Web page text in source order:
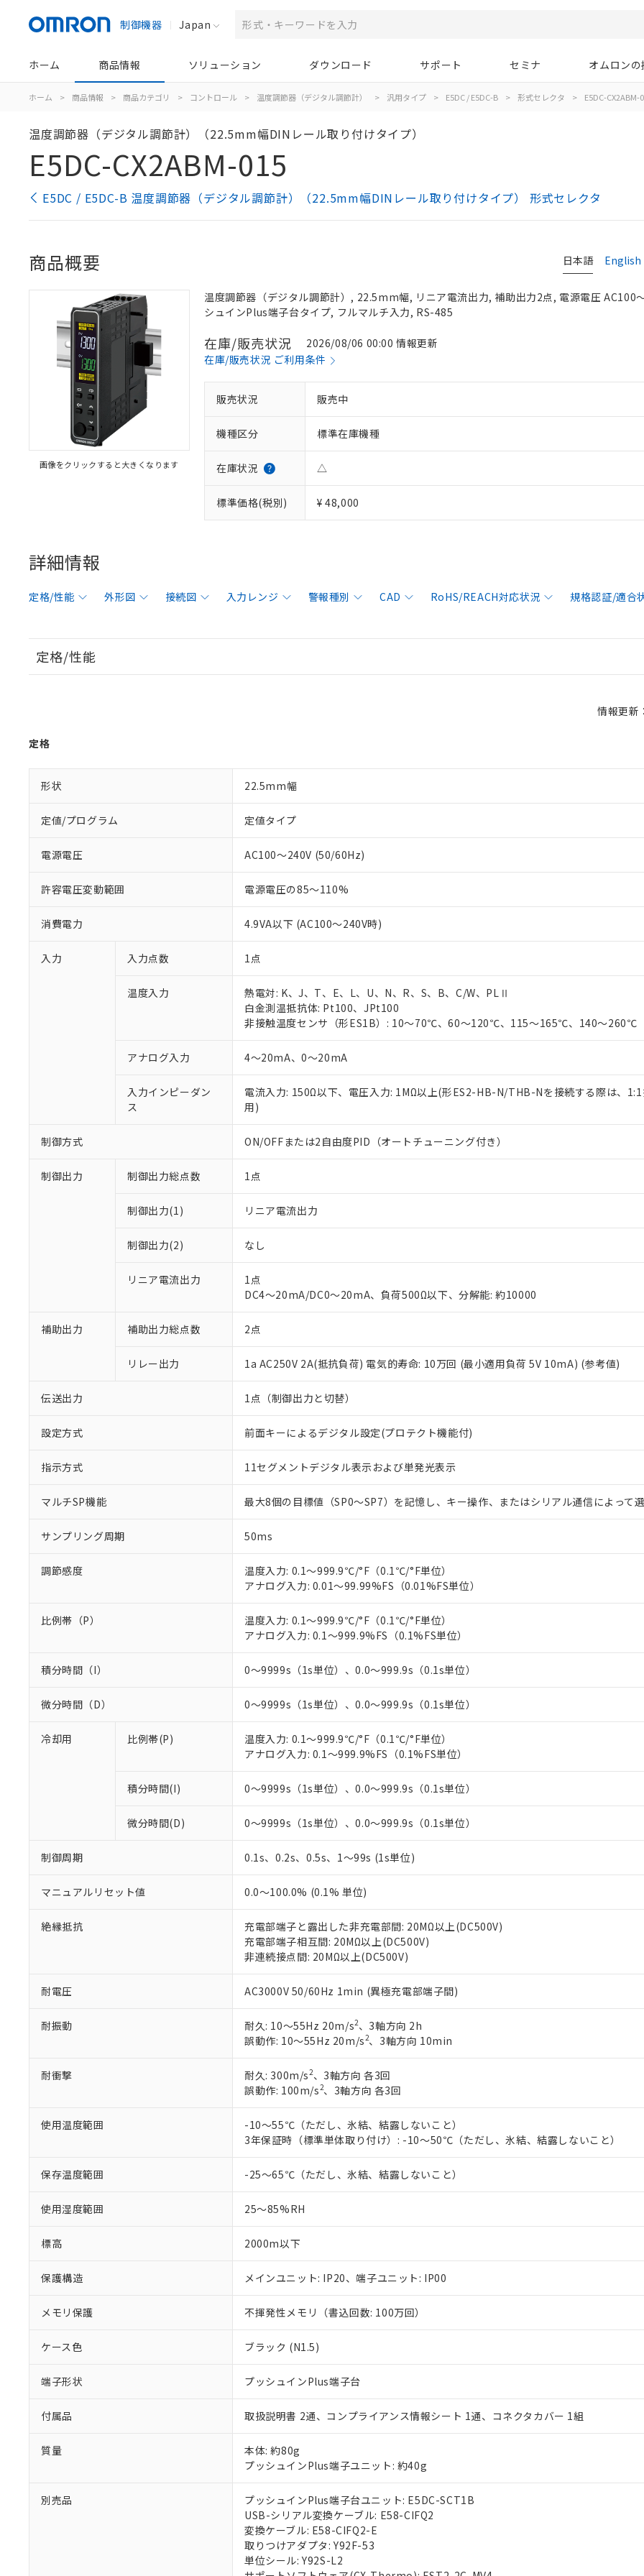
制御機器 Japan
ホーム 商品情報 ソリューション ダウンロード サポート セミナ オムロン
ホーム > 商品情報 > 商品カテゴリ > コントロール > 温度調節器（デジタル調節計） > 汎用タイプ > E5DC / E5DC-B > 形式セレクタ > E5DC-CX2ABM-
温度調節器（デジタル調節計）（22.5mm幅DINレール取り付けタイプ）
E5DC-CX2ABM-015
E5DC / E5DC-B 温度調節器（デジタル調節計）（22.5mm幅DINレール取り付けタイプ） 形式セレクタ
日本語 English
商品概要
画像をクリックすると大きくなります
温度調節器（デジタル調節計）, 22.5mm幅, リニア電流出力, 補助出力2点, 電源電圧 AC100
シュインPlus端子台タイプ, フルマルチ入力, RS-485
在庫/販売状況
2026/08/06 00:00 情報更新
在庫/販売状況 ご利用条件
販売状況 販売中
機種区分 標準在庫機種
在庫状況 △
標準価格(税別) ¥ 48,000
詳細情報
定格/性能 外形図 接続図 入力レンジ 警報種別 CAD RoHS/REACH対応状況 規格認証/適合
定格/性能
情報更
定格
形状 22.5mm幅
定値/プログラム 定値タイプ
電源電圧 AC100～240V (50/60Hz)
許容電圧変動範囲 電源電圧の85～110%
消費電力 4.9VA以下 (AC100～240V時)
入力 入力点数 1点
温度入力
熱電対: K、J、T、E、L、U、N、R、S、B、C/W、PLⅡ
白金測温抵抗体: Pt100、JPt100
非接触温度センサ（形ES1B）: 10～70℃、60～120℃、115～165℃、140～260℃
アナログ入力 4～20mA、0～20mA
入力インピーダン
ス
電流入力: 150Ω以下、電圧入力: 1MΩ以上(形ES2-HB-N/THB-Nを接続する際は、1:1
用)
制御方式 ON/OFFまたは2自由度PID（オートチューニング付き）
制御出力 制御出力総点数 1点
制御出力(1) リニア電流出力
制御出力(2) なし
リニア電流出力
1点
DC4～20mA/DC0～20mA、負荷500Ω以下、分解能: 約10000
補助出力 補助出力総点数 2点
リレー出力 1a AC250V 2A(抵抗負荷) 電気的寿命: 10万回 (最小適用負荷 5V 10mA) (参考値)
伝送出力 1点（制御出力と切替）
設定方式 前面キーによるデジタル設定(プロテクト機能付)
指示方式 11セグメントデジタル表示および単発光表示
マルチSP機能 最大8個の目標値（SP0～SP7）を記憶し、キー操作、またはシリアル通信によって
サンプリング周期 50ms
調節感度
温度入力: 0.1～999.9℃/°F（0.1℃/°F単位）
アナログ入力: 0.01～99.99%FS（0.01%FS単位）
比例帯（P）
温度入力: 0.1～999.9℃/°F（0.1℃/°F単位）
アナログ入力: 0.1～999.9%FS（0.1%FS単位）
積分時間（I） 0～9999s（1s単位）、0.0～999.9s（0.1s単位）
微分時間（D） 0～9999s（1s単位）、0.0～999.9s（0.1s単位）
冷却用 比例帯(P)
温度入力: 0.1～999.9℃/°F（0.1℃/°F単位）
アナログ入力: 0.1～999.9%FS（0.1%FS単位）
積分時間(I) 0～9999s（1s単位）、0.0～999.9s（0.1s単位）
微分時間(D) 0～9999s（1s単位）、0.0～999.9s（0.1s単位）
制御周期 0.1s、0.2s、0.5s、1～99s (1s単位)
マニュアルリセット値 0.0～100.0% (0.1% 単位)
絶縁抵抗
充電部端子と露出した非充電部間: 20MΩ以上(DC500V)
充電部端子相互間: 20MΩ以上(DC500V)
非連続接点間: 20MΩ以上(DC500V)
耐電圧 AC3000V 50/60Hz 1min (異極充電部端子間)
耐振動 耐久: 10～55Hz 20m/s2、3軸方向 2h
誤動作: 10～55Hz 20m/s2、3軸方向 10min
耐衝撃 耐久: 300m/s2、3軸方向 各3回
誤動作: 100m/s2、3軸方向 各3回
使用温度範囲
-10～55℃（ただし、氷結、結露しないこと）
3年保証時（標準単体取り付け）: -10～50℃（ただし、氷結、結露しないこと）
保存温度範囲 -25～65℃（ただし、氷結、結露しないこと）
使用湿度範囲 25～85%RH
標高 2000m以下
保護構造 メインユニット: IP20、端子ユニット: IP00
メモリ保護 不揮発性メモリ（書込回数: 100万回）
ケース色 ブラック (N1.5)
端子形状 プッシュインPlus端子台
付属品 取扱説明書 2通、コンプライアンス情報シート 1通、コネクタカバー 1組
質量
本体: 約80g
プッシュインPlus端子ユニット: 約40g
別売品
プッシュインPlus端子台ユニット: E5DC-SCT1B
USB-シリアル変換ケーブル: E58-CIFQ2
変換ケーブル: E58-CIFQ2-E
取りつけアダプタ: Y92F-53
単位シール: Y92S-L2
ご利用条件
以下の条件をお読みいただき、同意のうえご利用ください。
本サービスは、当社制御機器事業取扱商品の当社在庫状況および標準価格(税抜)を
当社制御機器事業取扱商品の中には、本サービスの対象外となる商品もあることを
在庫状況および標準価格照会結果は、記載している更新日時点での社内データに基
のであり、閲覧された時点での実際の在庫および標準価格とは異なる場合があるこ
い。
正式な納期状況および標準価格はお客様のお取引先、またはお客様担当のオムロン
当社販売員にご相談ください。
オムロン制御機器販売店や当社販売拠点は「販売ネットワーク
マイパーツ機能（部品リスト作成サービス）をご利用いただくには、I-Webメンバ
ている必要があります。
お客様が当ウェブサイト上で当社にご登録された部品リストについて、当社および
が、当社の製品・サービスに関するお客様との取引・商談に必要な範囲で利用する
さい。
※当社の共同利用者とは、"個人情報の共同利用に関して"
※1 対応状況
対応予定：EU RoHS指令（10物質）の非含有に対応した製品に切り替える予定のある商
対応予定なし：EU RoHS指令（10物質）の非含有に非対応の商品で、対応品を出す予定
調査・確認中：EU RoHS指令（10物質）の非含有の対応状況を調査中または確認中の商
非該当品：ライセンス料など無形物で、有害物質有無と関係のない商品です。
仕入先様の事情により、非含有部品としていたものが、含有品と判明した場合などやむ
*EU RoHS指令（10物質）：
鉛(Pb) 1000ppm以下、 水銀(Hg) 1000ppm以下、 カドミウム(Cd) 100ppm以下、
六価クロム(Cr(Ⅵ)) 1000ppm以下、ポリ臭化ビフェニル類(PBB) 1000ppm以下、ポリ臭化ジフェニルエーテル類
フタル酸ビス(2-エチルヘキシル) (DEHP)(別名：DOP) 1000ppm以下、フタル酸ブチルベンジル（BBP）
ル（DBP） 1000ppm以下、フタル酸ジイソブチル (DIBP) 1000ppm以下
※2 対応予定月
※3 非含有証明書ダウンロード
下記の非含有証明書をダウンロードすることができます。
EU RoHS指令（10物質）の非含有証明書
51物質の非含有証明書（当社基準）
※本証明書は発行日時点で非含有を証明するもので、過去に遡って非含有を証明するも
混在することから備考欄に対応日を記載しておりました。
既に当社にて対応品への在庫切替を完了していることから、特段のことがない限り、
り割愛しております。
※1 中国RoHS○×表
「○」：最大均質材料含有率が中国RoHSの基準値以下であることを示します。
「×」：最大均質材料含有率が中国RoHSの基準値を超えていることを示します。
「－」：未確認です。当社販売部門へお問い合わせください。
*中国RoHS10物質の基準値 (GB/T26572)：
Cr(Ⅵ)(六価クロム) : 1000ppm、 PBBs(ポリ臭化ビフェニル類) : 1000ppm、 PBDEs(ポリ臭化ジフェニルエーテ
DBP(フタル酸ジブチル) : 1000ppm、 DIBP(フタル酸ジイソブチル) : 1000ppm、 BBP(フタル酸ブチルベンジル)
DEHP(フタル酸ビス(2-エチルヘキシル)) : 1000ppm
※2 環境保護使用期限
「ｅ」：有害物質（10物質）のすべてが基準値以下であることを示します。
「－」：未確認です。当社販売部門へお問い合わせください。
などの必要な手続きをとります。
当社は規制貨物を破棄する場合は、完全に破砕するなど、違法に輸出されないよう
ます。
当社は貴社製品を、核兵器、ミサイル、化学兵器、生物兵器またはその他武器並び
置等に一切使用いたしません。
当社は、貴社製品を第三者に販売する場合は、上記1、2および3の内容を当該第三
また当社は、販売先および販売に係わる関係者が違法に輸出するおそれがある場
合意する
記
号
説明
○ 一定数以上の在庫あり
△ 一定数には満たないが在庫あり
－
在庫なし(最新の在庫状況については、お客様のお取引先、またはお客様担当
機器販売店・当社販売員にご確認ください)
空
白
受注生産機種、また在庫状況の情報を公開していない機種